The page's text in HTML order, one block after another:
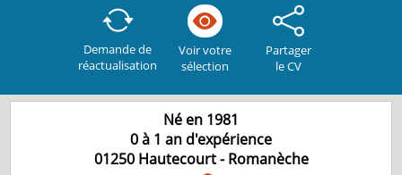
Demande de
réactualisation
Voir votre
sélection
Partager
le CV
Né en 1981
0 à 1 an d'expérience
01250 Hautecourt - Romanèche